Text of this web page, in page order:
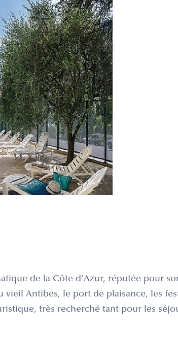
de la Côte d’Azur, réputée pour
Antibes, le port de plaisance, les
très recherché tant pour les